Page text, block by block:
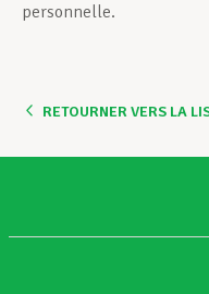
personnelle.
RETOURNER VERS LA